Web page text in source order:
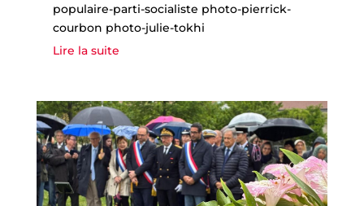
populaire-parti-socialiste photo-pierrick-
courbon photo-julie-tokhi
Lire la suite